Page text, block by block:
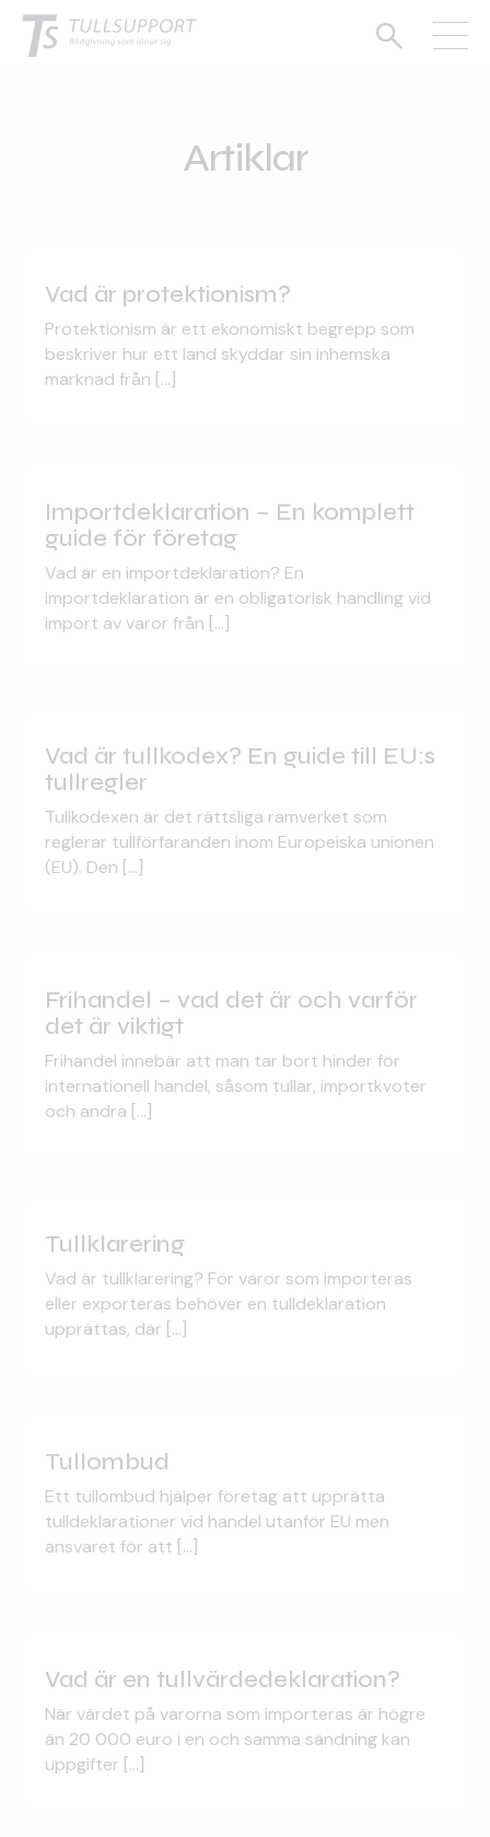
Artiklar
Vad är protektionism?
Protektionism är ett ekonomiskt begrepp som
beskriver hur ett land skyddar sin inhemska
marknad från [...]
Importdeklaration – En komplett
guide för företag
Vad är en importdeklaration? En
importdeklaration är en obligatorisk handling vid
import av varor från [...]
Vad är tullkodex? En guide till EU:s
tullregler
Tullkodexen är det rättsliga ramverket som
reglerar tullförfaranden inom Europeiska unionen
(EU). Den [...]
Frihandel – vad det är och varför
det är viktigt
Frihandel innebär att man tar bort hinder för
internationell handel, såsom tullar, importkvoter
och andra [...]
Tullklarering
Vad är tullklarering? För varor som importeras
eller exporteras behöver en tulldeklaration
upprättas, där [...]
Tullombud
Ett tullombud hjälper företag att upprätta
tulldeklarationer vid handel utanför EU men
ansvaret för att [...]
Vad är en tullvärdedeklaration?
När värdet på varorna som importeras är högre
än 20 000 euro i en och samma sändning kan
uppgifter [...]